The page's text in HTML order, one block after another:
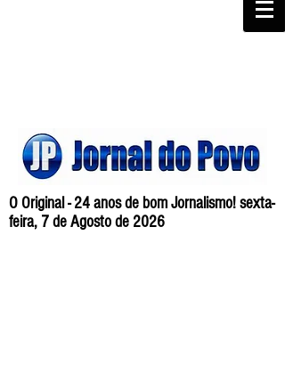
O Original - 24 anos de bom Jornalismo! sexta-
feira, 7 de Agosto de 2026